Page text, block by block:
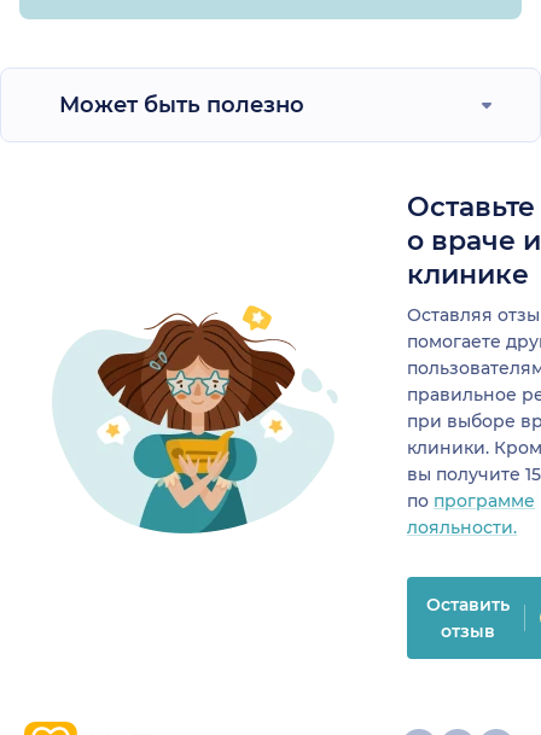
Может быть полезно
о враче
клинике
Оставляя
помогаете
правильное
при выборе
клиники.
вы получите
по программе
лояльности.
Оставить
отзыв